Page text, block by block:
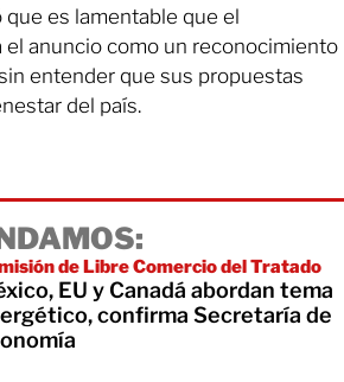
es lamentable que el
anuncio como un reconocimiento
entender que sus propuestas
del país.
de Libre Comercio del Tratado
EU y Canadá abordan tema
confirma Secretaría de